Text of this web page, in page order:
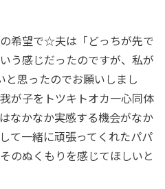
希望で☆夫は「どっちが先で
う感じだったのですが、私が
思ったのでお願いしまし
が子をトツキトオカ一心同体
なかなか実感する機会がなか
て一緒に頑張ってくれたパパ
のぬくもりを感じてほしいと